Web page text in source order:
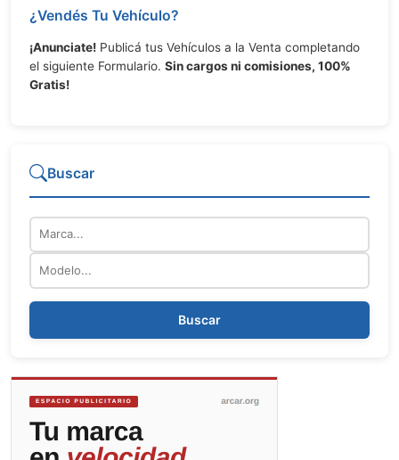
¿Vendés Tu Vehículo?
¡Anunciate! Publicá tus Vehículos a la Venta completando
el siguiente Formulario. Sin cargos ni comisiones, 100%
Gratis!
Buscar
Marca
Modelo
Buscar